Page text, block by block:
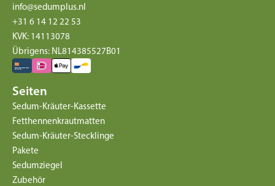
info@sedumplus.nl
+31 6 14 12 22 53
KVK: 14113078
Übrigens: NL814385527B01
Seiten
Sedum-Kräuter-Kassette
Fetthennenkrautmatten
Sedum-Kräuter-Stecklinge
Pakete
Sedumziegel
Zubehör